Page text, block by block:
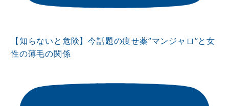
【知らないと危険】今話題の痩せ薬”マンジャロ”と女
性の薄毛の関係